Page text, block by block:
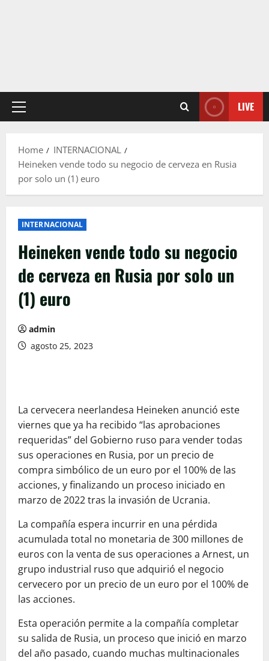
Primary
LIVE
Home
INTERNACIONAL
Heineken vende todo su negocio de cerveza en Rusia
por solo un (1) euro
INTERNACIONAL
Heineken vende todo su negocio
de cerveza en Rusia por solo un
(1) euro
admin
agosto 25, 2023
La cervecera neerlandesa Heineken anunció este
viernes que ya ha recibido “las aprobaciones
requeridas” del Gobierno ruso para vender todas
sus operaciones en Rusia, por un precio de
compra simbólico de un euro por el 100% de las
acciones, y finalizando un proceso iniciado en
marzo de 2022 tras la invasión de Ucrania.
La compañía espera incurrir en una pérdida
acumulada total no monetaria de 300 millones de
euros con la venta de sus operaciones a Arnest, un
grupo industrial ruso que adquirió el negocio
cervecero por un precio de un euro por el 100% de
las acciones.
Esta operación permite a la compañía completar
su salida de Rusia, un proceso que inició en marzo
del año pasado, cuando muchas multinacionales